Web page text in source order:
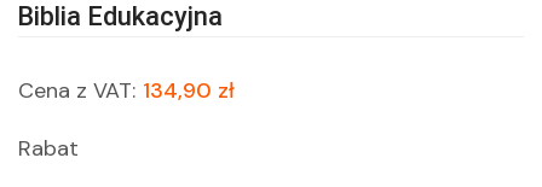
Biblia Edukacyjna
Cena z VAT: 134,90 zł
Rabat